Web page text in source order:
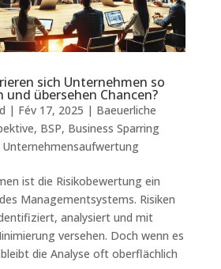
sich Unternehmen so
und übersehen Chancen?
| Fév 17, 2025 | Baeuerliche
, BSP, Business Sparring
Unternehmensaufwertung
ist die Risikobewertung ein
Managementsystems. Risiken
analysiert und mit
versehen. Doch wenn es
die Analyse oft oberflächlich